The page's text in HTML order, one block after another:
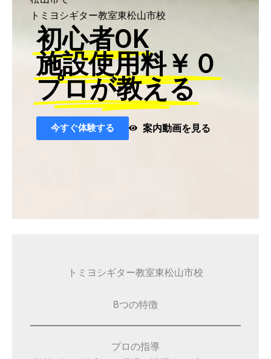
トミヨシギター教室東松山市校
初心者OK
施設使用料￥０
プロが教える
今すぐ体験する 案内動画を見る
トミヨシギター教室東松山市校
8つの特徴
プロの指導